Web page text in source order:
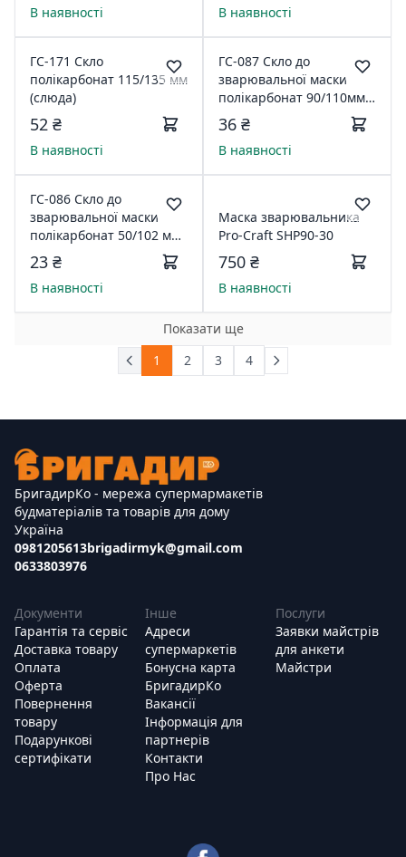
В наявності В наявності
ГС-171 Скло
полікарбонат 115/135 мм
(слюда)
52 ₴
В наявності
ГС-087 Скло до
зварювальної маски
полікарбонат 90/110мм
(слюда)
36 ₴
В наявності
ГС-086 Скло до
зварювальної маски
полікарбонат 50/102 мм
(слюда)
23 ₴
В наявності
Маска зварювальника
Pro-Craft SHP90-30
750 ₴
В наявності
Показати ще
1
2 3 4
БригадирКо - мережа супермармакетів
будматеріалів та товарів для дому
Україна
0981205613
0633803976
brigadirmyk@gmail.com
Документи
Гарантія та сервіс
Доставка товару
Оплата
Оферта
Повернення
товару
Подарункові
сертифікати
Інше
Адреси
супермаркетів
Бонусна карта
БригадирКо
Вакансії
Інформація для
партнерів
Контакти
Про Нас
Послуги
Заявки майстрів
для анкети
Майстри